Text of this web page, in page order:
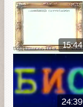
15:44
24:39